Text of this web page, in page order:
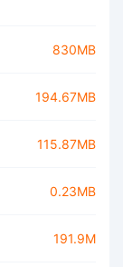
830MB
194.67MB
115.87MB
0.23MB
191.9M